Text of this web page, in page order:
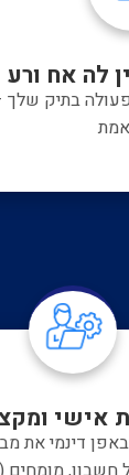
לה אח ורע
בתיק שלך
אישי
באפן דינמי את